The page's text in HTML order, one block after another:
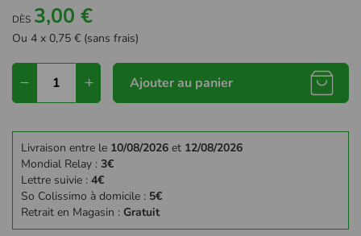
DÈS 3,00 €
Ou 4 x 0,75 € (sans frais)
Ajouter au panier
Livraison entre le 10/08/2026 et 12/08/2026
Mondial Relay : 3€
Lettre suivie : 4€
So Colissimo à domicile : 5€
Retrait en Magasin : Gratuit